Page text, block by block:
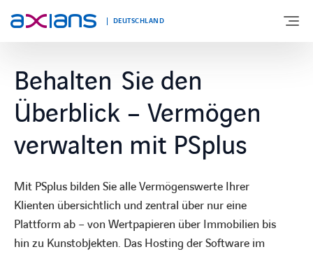
DEUTSCHLAND
ÜBER UNS
PORTFOLIO
PRODUKTE
BRANCHEN
Behalten Sie den
Überblick – Vermögen
verwalten mit PSplus
Mit PSplus bilden Sie alle Vermögenswerte Ihrer
Klienten übersichtlich und zentral über nur eine
Plattform ab – von Wertpapieren über Immobilien bis
hin zu Kunstobjekten. Das Hosting der Software im